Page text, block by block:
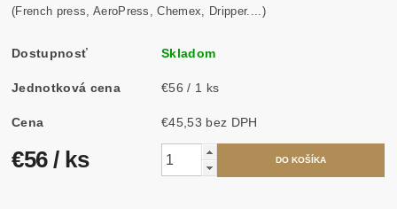
(French press, AeroPress, Chemex, Dripper....)
Dostupnosť Skladom
Jednotková cena €56 / 1 ks
Cena €45,53 bez DPH
€56/ ks